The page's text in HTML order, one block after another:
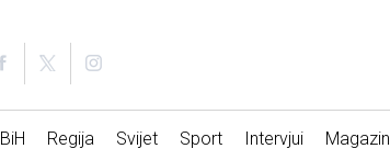
BiH Regija Svijet Sport Intervjui Magazin